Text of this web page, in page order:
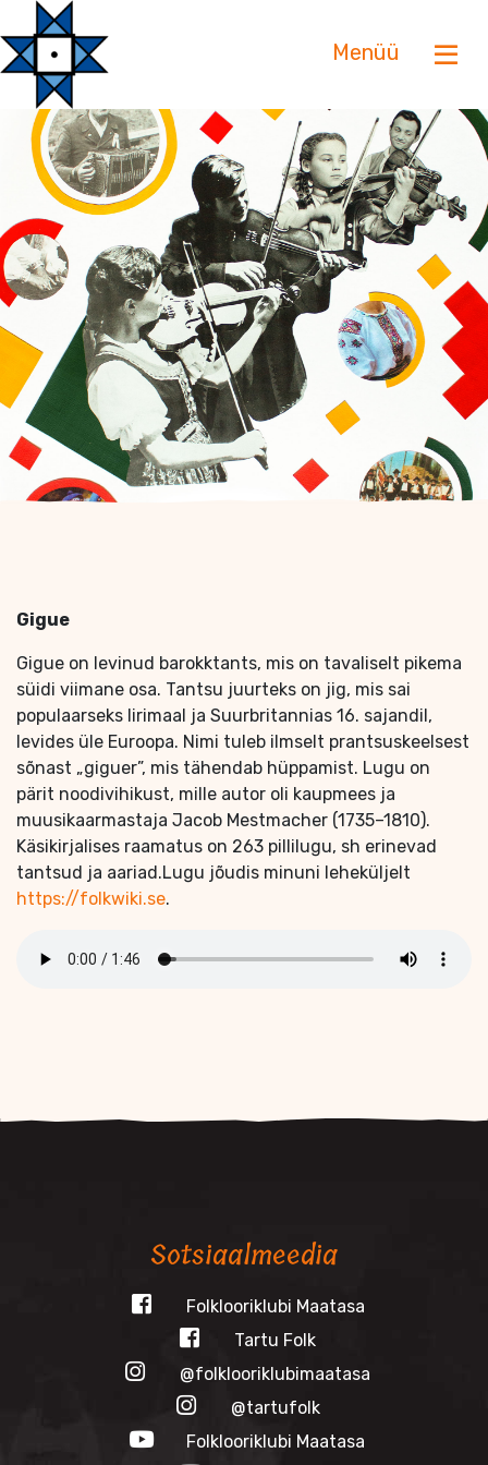
Menüü
Gigue
Gigue on levinud barokktants, mis on tavaliselt pikema
süidi viimane osa. Tantsu juurteks on jig, mis sai
populaarseks Iirimaal ja Suurbritannias 16. sajandil,
levides üle Euroopa. Nimi tuleb ilmselt prantsuskeelsest
sõnast „giguer”, mis tähendab hüppamist. Lugu on
pärit noodivihikust, mille autor oli kaupmees ja
muusikaarmastaja Jacob Mestmacher (1735–1810).
Käsikirjalises raamatus on 263 pillilugu, sh erinevad
tantsud ja aariad.Lugu jõudis minuni leheküljelt
https://folkwiki.se.
Sotsiaalmeedia
Folklooriklubi Maatasa
Tartu Folk
@folklooriklubimaatasa
@tartufolk
Folklooriklubi Maatasa